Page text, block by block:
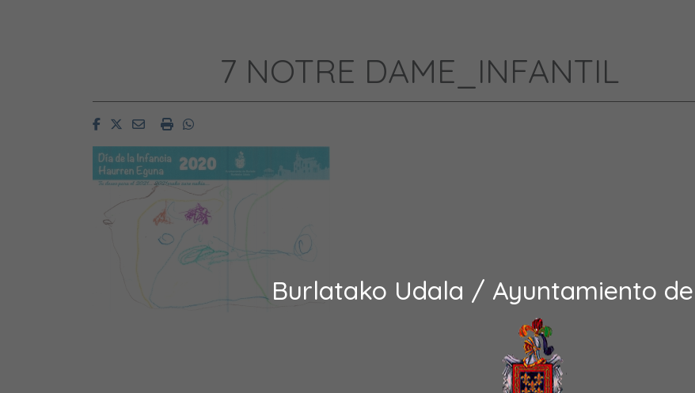
Burlatako Udala / Ayuntamiento
7 NOTRE DAME_INFANTIL
FacebookTwitterEmailImprimirWhatsapp